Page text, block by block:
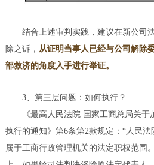
结合上述审判实践，建议在新公司
除之诉， 从证明当事人已经与公司解除
部救济的角度入手进行举证。
3、第三层问题：如何执行？
《最高人民法院 国家工商总局关
执行的通知》第6条第2款规定：“人民
属于工商行政管理机关的法定职权范围